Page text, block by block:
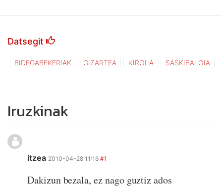
Datsegit
BIDEGABEKERIAK GIZARTEA KIROLA SASKIBALOIA
Iruzkinak
itzea 2010-04-28 11:16 #1
Dakizun bezala, ez nago guztiz ados